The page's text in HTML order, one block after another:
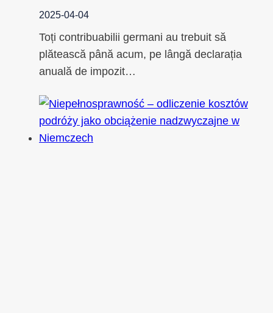
2025-04-04
Toți contribuabilii germani au trebuit să
plătească până acum, pe lângă declarația
anuală de impozit…